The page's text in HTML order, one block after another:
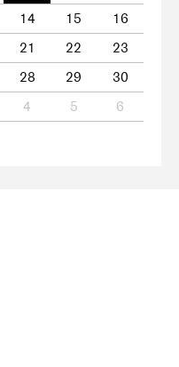
14 15
16
21 22
23
28 29
30
4 5 6